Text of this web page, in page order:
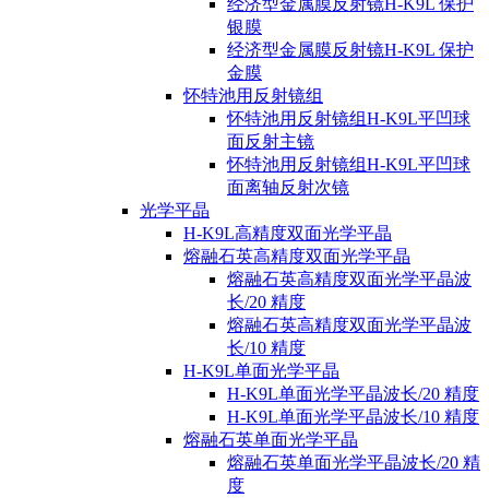
经济型金属膜反射镜H-K9L 保护
银膜
经济型金属膜反射镜H-K9L 保护
金膜
怀特池用反射镜组
怀特池用反射镜组H-K9L平凹球
面反射主镜
怀特池用反射镜组H-K9L平凹球
面离轴反射次镜
光学平晶
H-K9L高精度双面光学平晶
熔融石英高精度双面光学平晶
熔融石英高精度双面光学平晶波
长/20 精度
熔融石英高精度双面光学平晶波
长/10 精度
H-K9L单面光学平晶
H-K9L单面光学平晶波长/20 精度
H-K9L单面光学平晶波长/10 精度
熔融石英单面光学平晶
熔融石英单面光学平晶波长/20 精
度